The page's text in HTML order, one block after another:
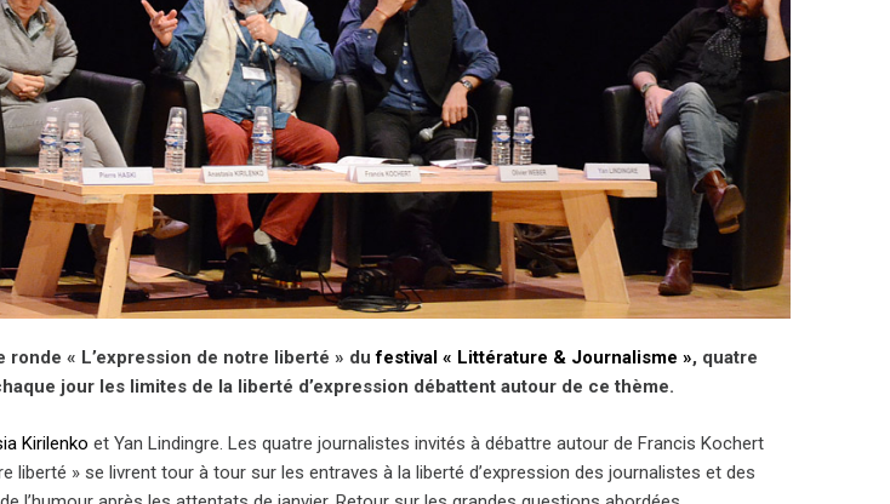
ronde « L’expression de notre liberté » dufestival « Littérature & Journalisme », quatre
jour les limites de la liberté d’expression débattent autour de ce thème.
Kirilenko et Yan Lindingre. Les quatre journalistes invités à débattre autour de Francis Kochert
liberté » se livrent tour à tour sur les entraves à la liberté d’expression des journalistes et des